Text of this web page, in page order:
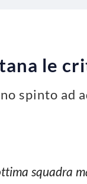
le
spinto ad
squadra